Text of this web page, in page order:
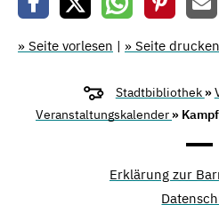
» Seite vorlesen | » Seite drucken
Stadtbibliothek »
Veranstaltungskalender »
Erklärung zur